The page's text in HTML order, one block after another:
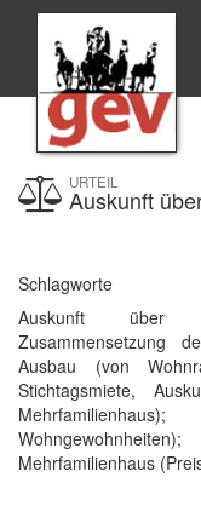
URTEIL
Auskunft
Schlagworte
Auskunft über
Zusammensetzung
Ausbau (von
Stichtagsmiete,
Mehrfamilienhaus